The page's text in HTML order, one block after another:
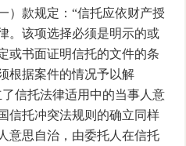
）款规定：“信托应依财产授
。该项选择必须是明示的或
或书面证明信托的文件的条
根据案件的情况予以解
信托法律适用中的当事人意
信托冲突法规则的确立同样
意思自治，由委托人在信托